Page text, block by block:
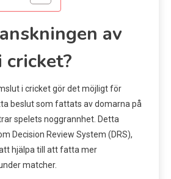
av
i cricket gör det möjligt för
beslut som fattats av domarna på
spelets noggrannhet. Detta
Decision Review System (DRS),
hjälpa till att fatta mer
matcher.